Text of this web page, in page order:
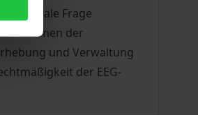
zentrale Frage
Rahmen der
und Verwaltung
der EEG-